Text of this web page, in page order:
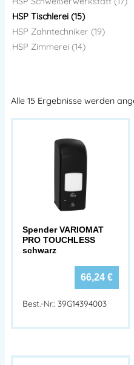
HSP Tischlerei (15)
HSP Zahntechniker (19)
HSP Zimmerei (14)
Alle 15 Ergebnisse werden
Spender VARIOMAT
PRO TOUCHLESS
schwarz
66,24 €
Best.-Nr.: 39G14394003